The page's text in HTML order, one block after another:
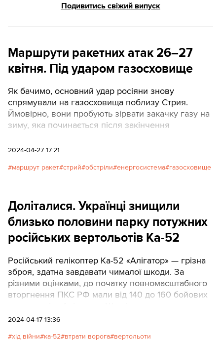
Подивитись свіжий випуск
Маршрути ракетних атак 26–27
квітня. Під ударом газосховище
Як бачимо, основний удар росіяни знову
спрямували на газосховища поблизу Стрия.
Ймовірно, вони пробують зірвати закачку газу на
зиму, яка починається після закінчення
2024-04-27 17:21
маршрут ракет стрий обстріли енергосистема газосховище
Доліталися. Українці знищили
близько половини парку потужних
російських вертольотів Ка-52
Російський гелікоптер Ка-52 «Алігатор» — грізна
зброя, здатна завдавати чималої шкоди. За
різними оцінками, до початку повномасштабного
вторгнення ПКС РФ мали від 140 до 160 бойових
випустили в ході війни. За час війни ЗСУ знищили
техніки.Read in EnglishТекст: Олександр Шульман,
2024-04-17 13:36
хід війни ка-52 втрати ворога вертольоти